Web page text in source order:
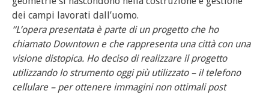
dei campi lavorati dall’uomo.
“L’opera presentata è parte di un progetto che ho
chiamato Downtown e che rappresenta una città con una
visione distopica. Ho deciso di realizzare il progetto
utilizzando lo strumento oggi più utilizzato – il telefono
cellulare – per ottenere immagini non ottimali post